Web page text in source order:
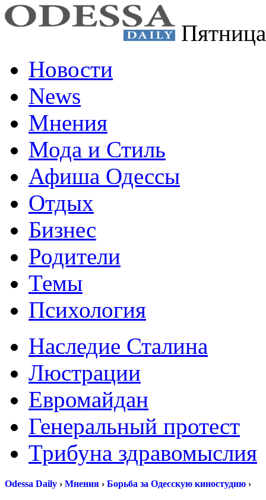
Новости
News
Мнения
Мода и Стиль
Афиша Одессы
Отдых
Бизнес
Родители
Темы
Психология
Наследие Сталина
Люстрации
Евромайдан
Генеральный протест
Трибуна здравомыслия
Odessa Daily › Мнения › Борьба за Одесскую киностудию ›